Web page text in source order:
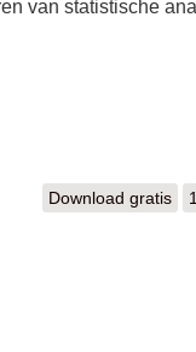
van statistische
Download gratis